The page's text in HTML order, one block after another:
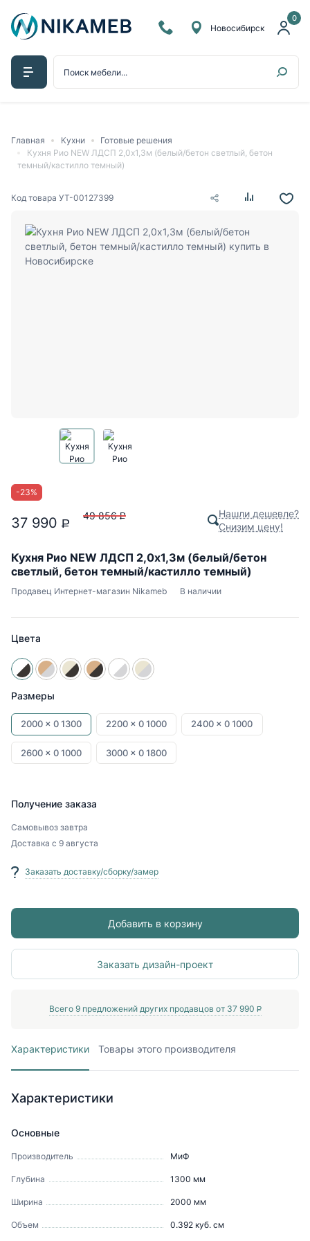
0
Новосибирск
Главная Кухни
Готовые решения
Кухня Рио NEW ЛДСП 2,0х1,3м (белый/бетон светлый, бетон
темный/кастилло темный)
Код товара УТ-00127399
-23%
37 990 P
49 856 P
Нашли дешевле?
Снизим цену!
Кухня Рио NEW ЛДСП 2,0х1,3м (белый/бетон
светлый, бетон темный/кастилло темный)
Продавец Интернет-магазин Nikameb В наличии
Цвета
Размеры
2000 x 01300 2200 x 0 1000 2400 x 0 1000
2600 x 01000 3000 x 0 1800
Получение заказа
Самовывоз завтра
Доставка с 9 августа
Заказать доставку/сборку/замер
Добавить в корзину
Заказать дизайн-проект
Всего 9предложений других продавцов от 37 990 P
Характеристики Товары этого производителя
Характеристики
Основные
Производитель МиФ
Глубина 1300 мм
Ширина 2000 мм
Объем 0.392 куб. см